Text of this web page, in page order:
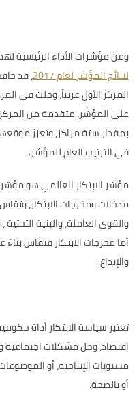
ومن مؤشرات الأداء الرئيسية
لنتائج المؤشر لعام 2017
، قد
بمقدار ستة مراكز، وتعزز موقعها
في الترتيب العام للمؤشر.
مؤشر الابتكار العالمي هو
مدخلات ومخرجات الابتكار،
والقوى العاملة، والبنية التحتية
أما مخرجات الابتكار فتقاس
والإبداع.
تعتبر سياسة الابتكار أداة
اقتصاد، وحل مشكلات
مستويات الإنتاجية، أو
أو بالصحة.